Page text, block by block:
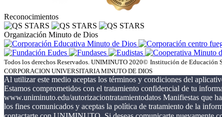
Reconocimientos
Organización Minuto de Dios
Todos los derechos Reservados. UNIMINUTO 2020© Institución de Educación
CORPORACION UNIVERSITARIA MINUTO DE DIOS
Al utilizar este medio aceptas los términos y condiciones del
Estamos comprometidos con el tratamiento confidencial de tu
www.uniminuto.edu/autorizaciontratamientodatos Manifiestas que
los fines comunicados y aceptas la política de tratamiento de la